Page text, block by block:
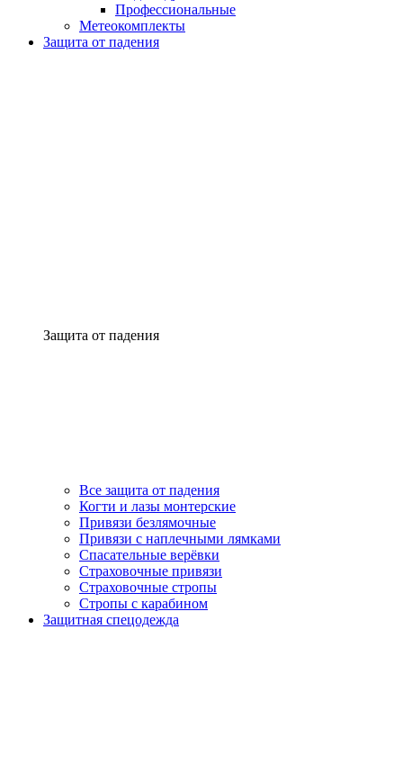
Профессиональные
Метеокомплекты
Защита от падения
Защита от падения
Все защита от падения
Когти и лазы монтерские
Привязи безлямочные
Привязи с наплечными лямками
Спасательные верёвки
Страховочные привязи
Страховочные стропы
Стропы с карабином
Защитная спецодежда